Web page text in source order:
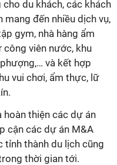
du khách, các khách
đến nhiều dịch vụ,
gym, nhà hàng ẩm
viên nước, khu
và kết hợp
vui chơi, ẩm thực, lữ
hoàn thiện các dự án
cận các dự án M&A
tỉnh thành du lịch cũng
thời gian tới.